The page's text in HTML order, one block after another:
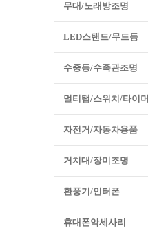
무대/노래방조명
LED스탠드/무드등
수중등/수족관조명
멀티탭/스위치/타이머
자전거/자동차용품
거치대/장미조명
환풍기/인터폰
휴대폰악세사리